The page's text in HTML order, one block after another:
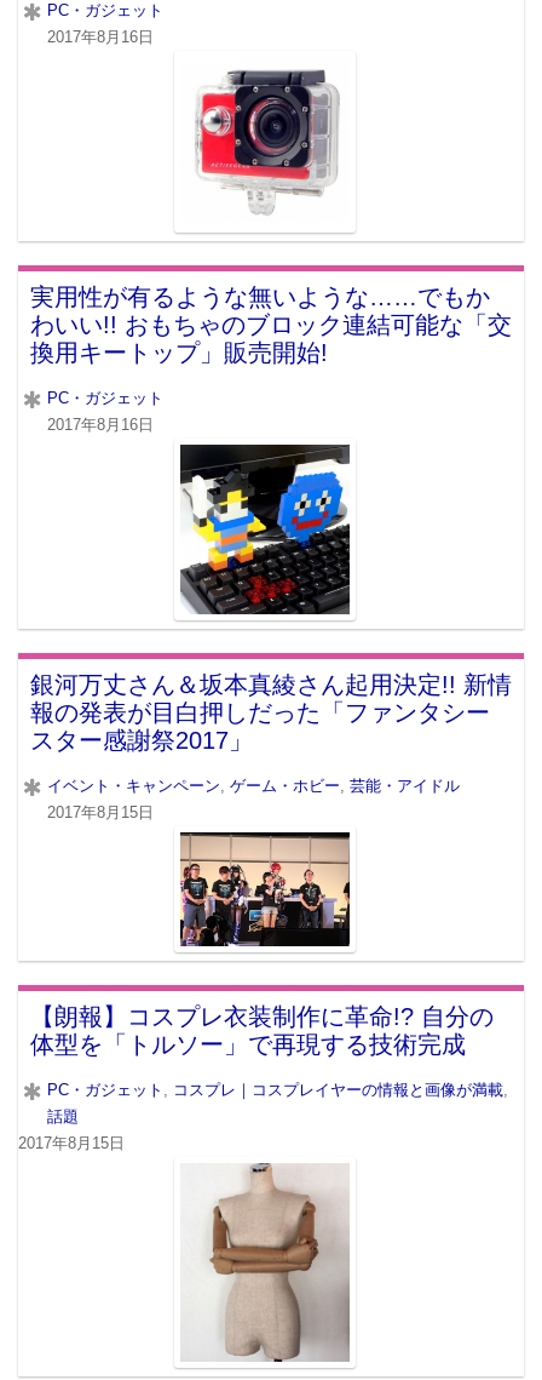
PC・ガジェット
2017年8月16日
実用性が有るような無いような……でもか
わいい!! おもちゃのブロック連結可能な「交
換用キートップ」販売開始!
PC・ガジェット
2017年8月16日
銀河万丈さん＆坂本真綾さん起用決定!! 新情
報の発表が目白押しだった「ファンタシー
スター感謝祭2017」
イベント・キャンペーン, ゲーム・ホビー, 芸能・アイドル
2017年8月15日
【朗報】コスプレ衣装制作に革命!? 自分の
体型を「トルソー」で再現する技術完成
PC・ガジェット コスプレ｜コスプレイヤーの情報と画像が満載
話題
2017年8月15日